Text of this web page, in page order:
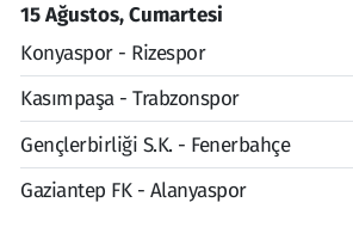
15 Ağustos, Cumartesi
Konyaspor - Rizespor
Kasımpaşa - Trabzonspor
Gençlerbirliği S.K. - Fenerbahçe
Gaziantep FK - Alanyaspor